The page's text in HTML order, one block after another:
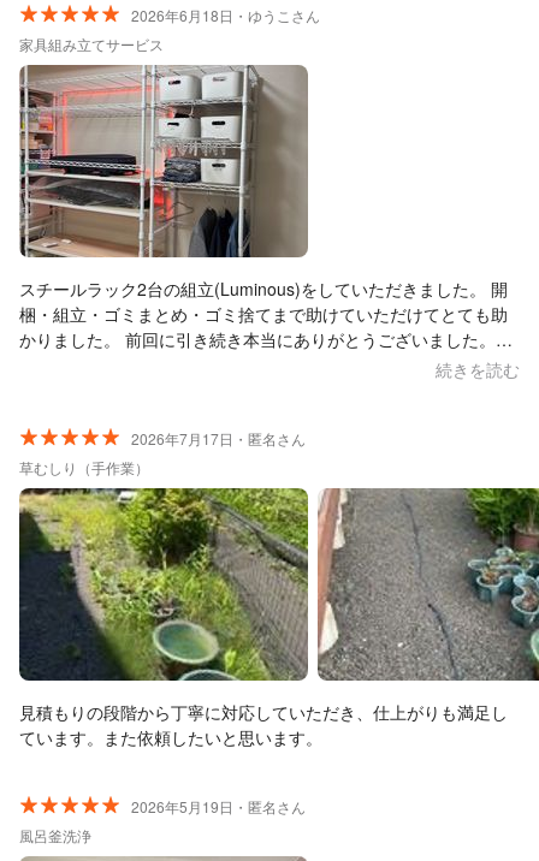
2026年6月18日・ゆうこさん
家具組み立てサービス
スチールラック2台の組立(Luminous)をしていただきました。 開
梱・組立・ゴミまとめ・ゴミ捨てまで助けていただけてとても助
かりました。 前回に引き続き本当にありがとうございました。ま
続きを読む
2026年7月17日・匿名さん
草むしり（手作業）
見積もりの段階から丁寧に対応していただき、仕上がりも満足し
ています。また依頼したいと思います。
2026年5月19日・匿名さん
風呂釜洗浄